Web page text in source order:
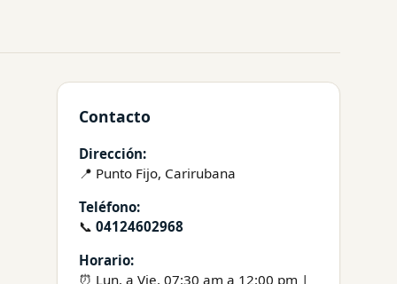
Contacto
Dirección:
📍 Punto Fijo, Carirubana
Teléfono:
📞 04124602968
Horario:
⏰ Lun. a Vie. 07:30 am a 12:00 pm |